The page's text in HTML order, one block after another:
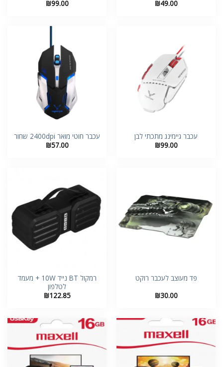
₪49.00
₪99.00
עכבר גיימינג מתכתי לבן
₪99.00
עכבר חוטי מואר 2400dpi שחור
₪57.00
פד מעוצב לעכבר רוקט
₪30.00
רמקול BT נייד 10W + מעמד
לטלפון
₪122.85